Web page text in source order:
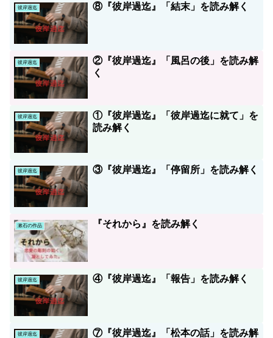
彼岸過迄 ⑧『彼岸過迄』「結末」を読み解く
彼岸過迄
②『彼岸過迄』「風呂の後」を読み解
く
彼岸過迄
①『彼岸過迄』「彼岸過迄に就て」を
読み解く
彼岸過迄 ③『彼岸過迄』「停留所」を読み解く
漱石の作品 『それから』を読み解く
彼岸過迄 ④『彼岸過迄』「報告」を読み解く
彼岸過迄 ⑦『彼岸過迄』「松本の話」を読み解